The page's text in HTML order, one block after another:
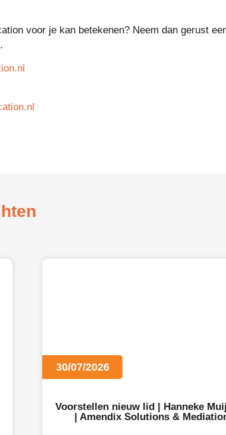
voor je kan betekenen? Neem dan gerust
30/07/2026
Voorstellen nieuw lid | Hanneke
| Amendix Solutions &